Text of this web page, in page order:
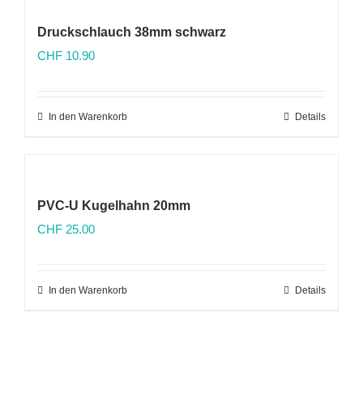
Druckschlauch 38mm schwarz
CHF 10.90
In den Warenkorb Details
PVC-U Kugelhahn 20mm
CHF 25.00
In den Warenkorb Details